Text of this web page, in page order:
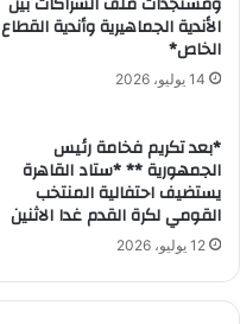
الأندية الجماهيرية وأندية القطاع
الخاص*
14 يوليو، 2026
*بعد تكريم فخامة رئيس
الجمهورية ** *ستاد القاهرة
يستضيف احتفالية المنتخب
القومي لكرة القدم غدا الاثنين
12 يوليو، 2026